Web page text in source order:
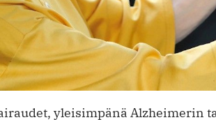
yleisimpänä Alzheimerin